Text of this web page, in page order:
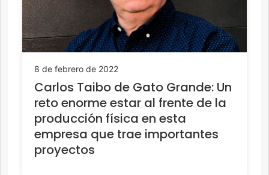
8 de febrero de 2022
Carlos Taibo de Gato Grande: Un
reto enorme estar al frente de la
producción física en esta
empresa que trae importantes
proyectos